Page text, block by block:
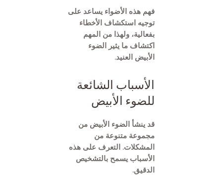
فهم هذه الأضواء يساعد على
توجيه استكشاف الأخطاء
بفعالية، ولهذا من المهم
اكتشاف ما يثير الضوء
الأبيض العنيد.
الأسباب الشائعة
للضوء الأبيض
قد ينشأ الضوء الأبيض من
مجموعة متنوعة من
المشكلات. التعرف على هذه
الأسباب يسمح بالتشخيص
الدقيق.